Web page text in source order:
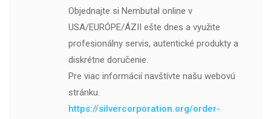
Objednajte si Nembutal online v
USA/EURÓPE/ÁZII ešte dnes a využite
profesionálny servis, autentické produkty a
diskrétne doručenie.
Pre viac informácií navštívte našu webovú
stránku.
https://silvercorporation.org/order-